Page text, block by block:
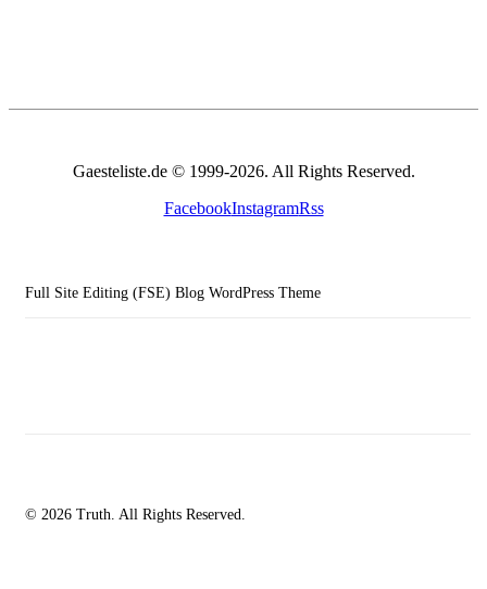
Gaesteliste.de © 1999-2026. All Rights Reserved.
FacebookInstagramRss
Full Site Editing (FSE) Blog WordPress Theme
© 2026 Truth. All Rights Reserved.